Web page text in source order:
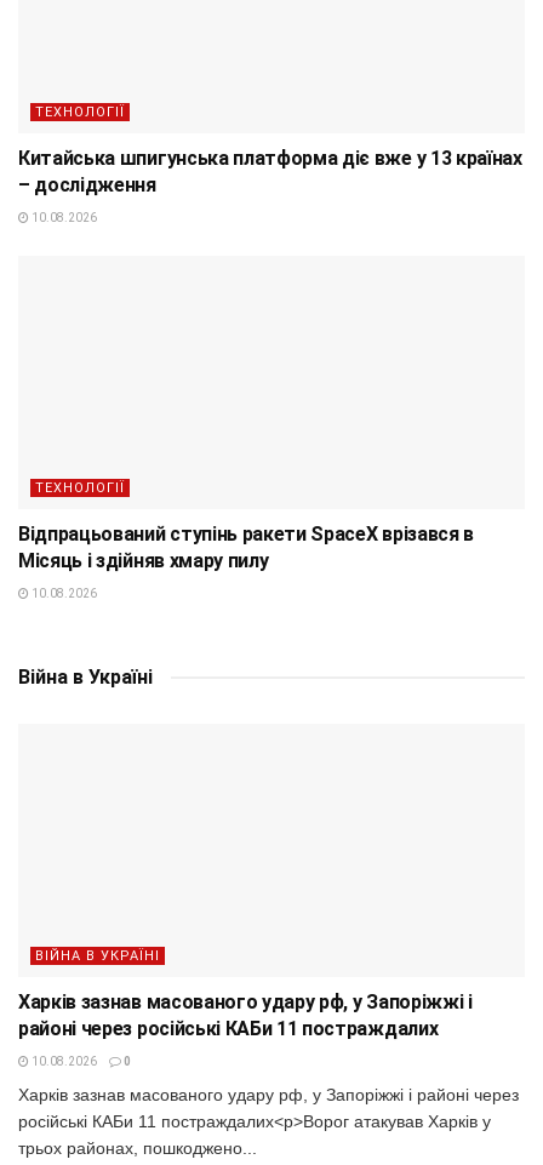
ТЕХНОЛОГІЇ
Китайська шпигунська платформа діє вже у 13 країнах
– дослідження
10.08.2026
ТЕХНОЛОГІЇ
Відпрацьований ступінь ракети SpaceX врізався в
Місяць і здійняв хмару пилу
10.08.2026
Війна в Україні
ВІЙНА В УКРАЇНІ
Харків зазнав масованого удару рф, у Запоріжжі і
районі через російські КАБи 11 постраждалих
10.08.2026 0
Харків зазнав масованого удару рф, у Запоріжжі і районі через
російські КАБи 11 постраждалих<p>Ворог атакував Харків у
трьох районах, пошкоджено...